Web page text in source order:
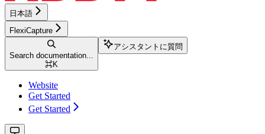
日本語
FlexiCapture
Search documentation...
⌘K
アシスタントに質問
Website
Get Started
Get Started